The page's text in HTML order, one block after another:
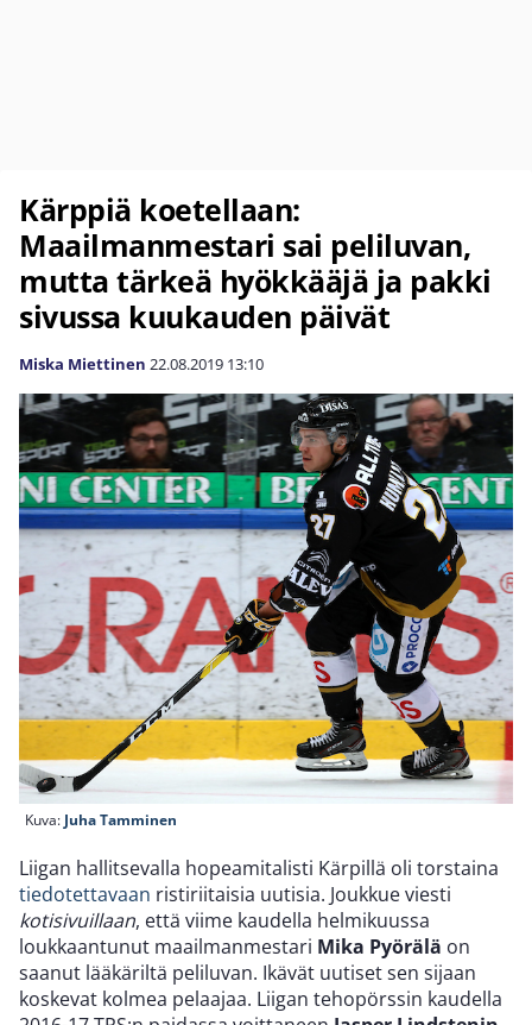
Kärppiä koetellaan:
Maailmanmestari sai peliluvan,
mutta tärkeä hyökkääjä ja pakki
sivussa kuukauden päivät
Miska Miettinen 22.08.2019 13:10
Kuva: Juha Tamminen
Liigan hallitsevalla hopeamitalisti Kärpillä oli torstaina
tiedotettavaan ristiriitaisia uutisia. Joukkue viesti
kotisivuillaan, että viime kaudella helmikuussa
loukkaantunut maailmanmestari Mika Pyörälä on
saanut lääkäriltä peliluvan. Ikävät uutiset sen sijaan
koskevat kolmea pelaajaa. Liigan tehopörssin kaudella